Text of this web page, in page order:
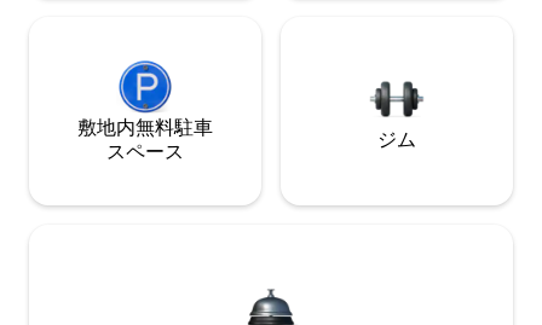
敷地内無料駐⁠車
ス⁠ペ⁠ー⁠ス
ジム